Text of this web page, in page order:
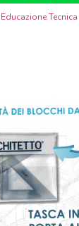
Tecnica